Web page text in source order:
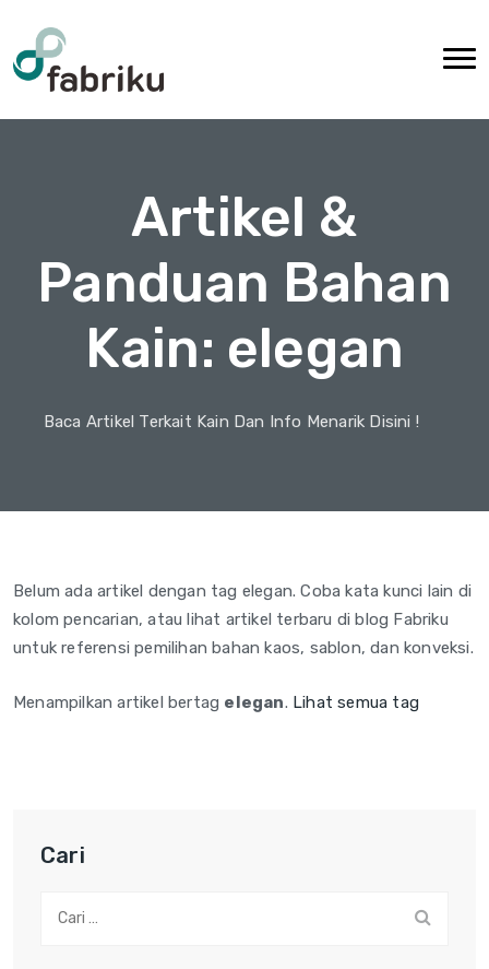
Artikel &
Panduan Bahan
Kain: elegan
Baca Artikel Terkait Kain Dan Info Menarik Disini !
Belum ada artikel dengan tag elegan. Coba kata kunci lain di
kolom pencarian, atau lihat artikel terbaru di blog Fabriku
untuk referensi pemilihan bahan kaos, sablon, dan konveksi.
Menampilkan artikel bertag elegan. Lihat semua tag
Cari